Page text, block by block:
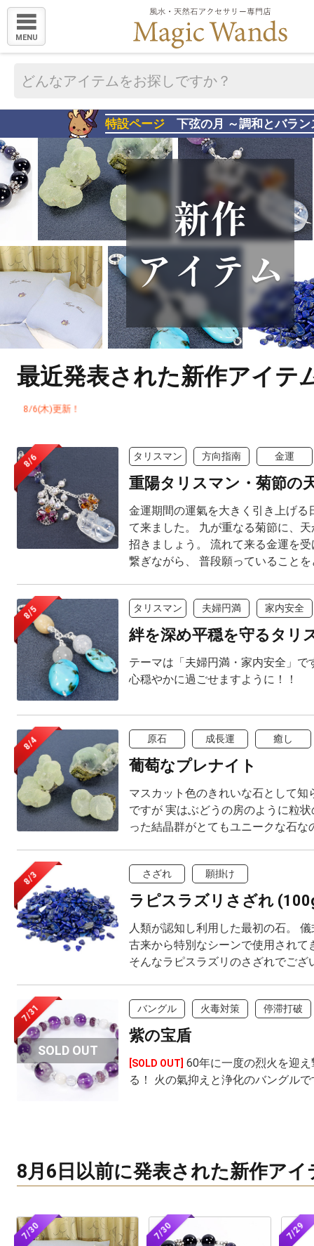
MENU
特設ページ 下弦の月 ～調和とバラン
新作
アイテム
最近発表された新作アイテ
8/6(木)更新 ！
8/6 タリスマン 方向指南 金運
重陽タリスマン・菊節の
金運期間の運氣を大きく引き上げる
て来ました。 九が重なる菊節に、
招きましょう。 流れて来る金運を
繋ぎながら、 普段願っていることを
8/5 タリスマン 夫婦円満 家内安全
絆を深め平穏を守るタリ
テーマは「夫婦円満・家内安全」で
心穏やかに過ごせますように！！
8/4 原石 成長運 癒し
葡萄なプレナイト
マスカット色のきれいな石として知
ですが 実はぶどうの房のように粒
った結晶群がとてもユニークな石な
8/3 さざれ 願掛け
ラピスラズリさざれ
人類が認知し利用した最初の石。
古来から特別なシーンで使用されて
そんなラピスラズリのさざれでござ
7/31 バングル 火毒対策 停滞打破
紫の宝盾
[SOLD OUT] 60年に一度の烈火を迎
る！ 火の氣抑えと浄化のバングルで
8月6日以前に発表された新作ア
7/30 7/30 7/29